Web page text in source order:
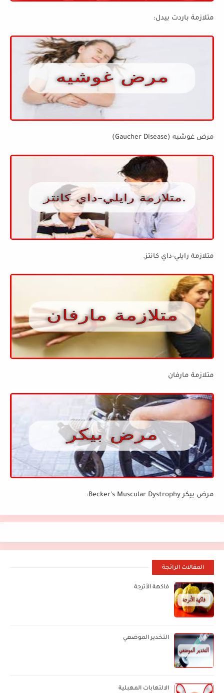
متلازمة باردت بيدل:
مرض غوشيه (Gaucher Disease)
متلازمة رايلي-داي كانتز.
متلازمة مارفان
مرض بيكر Becker's Muscular Dystrophy:
المقالات الرائجة
فاكهة الأترجة
التخدير الموضعي
الالتهابات المهبلية